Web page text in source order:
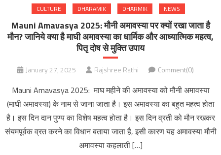
CULTURE DHARAMIK DHARMIK NEWS
Mauni Amavasya 2025: मौनी अमावस्या पर क्यों रखा जाता है
मौन? जानिये क्या है माघी अमावस्या का धार्मिक और आध्यात्मिक महत्व,
पितृ दोष से मुक्ति उपाय
January 27, 2025 Rajshree Rathi Comment(0)
Mauni Amavasya 2025: माघ महीने की अमावस्या को मौनी अमावस्या
(माघी अमावस्या) के नाम से जाना जाता है। इस अमावस्या का बहुत महत्व होता
है। इस दिन दान पुण्य का विशेष महत्व होता है। इस दिन व्रती को मौन रखकर
संयमपूर्वक व्रत करने का विधान बताया जाता है, इसी कारण यह अमावस्या मौनी
अमावस्या कहलाती […]